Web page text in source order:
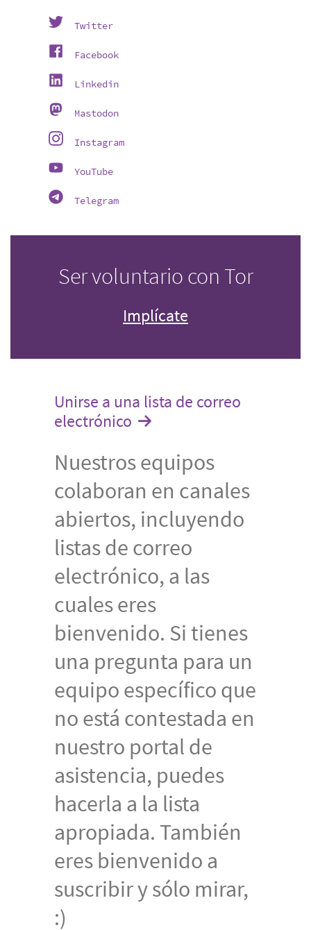
Twitter
Facebook
Linkedin
Mastodon
Instagram
YouTube
Telegram
Ser voluntario con Tor
Implícate
Unirse a una lista de correo
electrónico
Nuestros equipos
colaboran en canales
abiertos, incluyendo
listas de correo
electrónico, a las
cuales eres
bienvenido. Si tienes
una pregunta para un
equipo específico que
no está contestada en
nuestro portal de
asistencia, puedes
hacerla a la lista
apropiada. También
eres bienvenido a
suscribir y sólo mirar,
:)